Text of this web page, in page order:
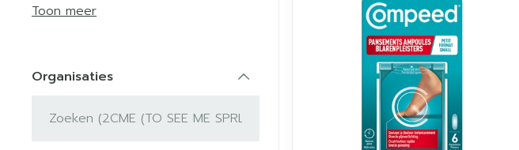
Toon meer
Organisaties